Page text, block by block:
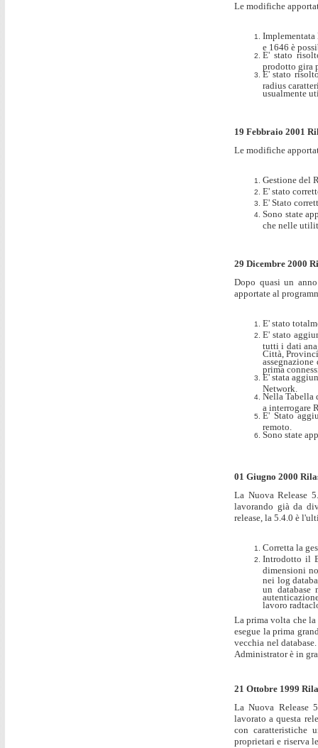
Le modifiche
e 1646 è
E' stato
prodotto gira
E' stato
radius
usualmente
19 Febbraio 2001
Le modifiche
Gestione del
E' stato
E' Stato
Sono state
che nelle
29 Dicembre 2000
Dopo quasi un
apportate al
E' stato
E' stato
tutti i dati
Città,
prima
E' stata
Network.
Nella Tabella
a interrogare
E' Stato
remoto.
Sono state
01 Giugno 2000
La Nuova Release
lavorando già da
release, la 5.4.0 è
Corretta la
Introdotto il
dimensioni
nei log
un database
lavoro
La prima volta che la
esegue la prima
vecchia nel
Administrator è in
21 Ottobre 1999
La Nuova Release
lavorato a questa
con caratteristiche
proprietari e riserva